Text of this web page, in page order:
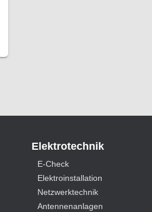
Elektrotechnik
E-Check
Elektroinstallation
Netzwerktechnik
Antennenanlagen